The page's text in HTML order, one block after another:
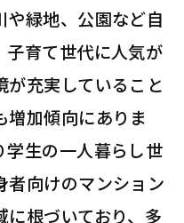
や緑地、公園など自
子育て世代に人気が
充実していること
増加傾向にありま
学生の一人暮らし世
者向けのマンション
根づいており、多